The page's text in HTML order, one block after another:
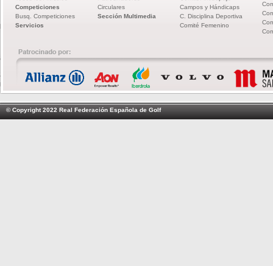
Competiciones
Busq. Competiciones
Servicios
Circulares
Sección Multimedia
Campos y Hándicaps
C. Disciplina Deportiva
Comité Femenino
© Copyright 2022 Real Federación Española de Golf